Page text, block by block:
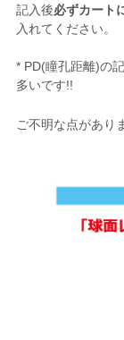
記入後必ずカート
入れてください。
* PD(瞳孔距離)の
多いです!!
ご不明な点があり